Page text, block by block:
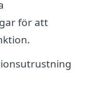
för att